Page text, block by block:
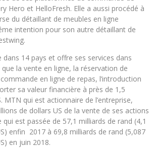
Hero et HelloFresh. Elle a aussi procédé à
du détaillant de meubles en ligne
intention pour son autre détaillant de
dans 14 pays et offre ses services dans
la vente en ligne, la réservation de
en ligne de repas, l’introduction
sa valeur financière à près de 1,5
MTN qui est actionnaire de l’entreprise,
de dollars US de la vente de ses actions
est passée de 57,1 milliards de rand (4,1
enfin 2017 à 69,8 milliards de rand (5,087
en juin 2018.